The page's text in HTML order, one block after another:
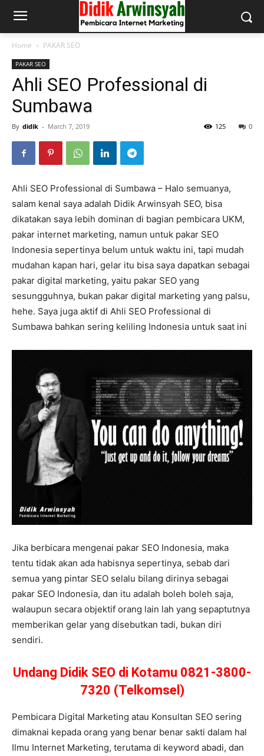
Home PAKAR SEO
PAKAR SEO
Ahli SEO Professional di
Sumbawa
By didik - March 7, 2019 0
125
Ahli SEO Professional di Sumbawa – Halo semuanya,
salam kenal saya adalah Didik Arwinsyah SEO, bisa
dikatakan saya lebih dominan di bagian pembicara UKM,
pakar internet marketing, namun untuk pakar SEO
Indonesia sepertinya belum untuk waktu ini, tapi mudah
mudahan kapan hari, gelar itu bisa saya dapatkan sebagai
pakar digital marketing, yaitu pakar SEO yang
sesungguhnya, bukan pakar digital marketing yang palsu,
hehe. Saya juga aktif di Ahli SEO Professional di
Sumbawa bahkan sering keliling Indonesia untuk saat ini
Jika berbicara mengenai pakar SEO Indonesia, maka
tentu tidak akan ada habisnya sepertinya, sebab dari
semua yang pintar SEO selalu bilang dirinya sebagai
pakar SEO Indonesia, dan itu adalah boleh boleh saja,
walaupun secara objektif orang lain lah yang sepaptutnya
memberikan gelar yang disebutkan tadi, bukan diri
sendiri.
Undang Didik SEO di Kotamu 0821-3800-
7320 (Telkomsel)
Pembicara Digital Marketing atau Konsultan SEO sering
dimaknai kepada orang yang benar benar sakti dalam hal
Ilmu Internet Marketing, terutama di keyword abadi, dan